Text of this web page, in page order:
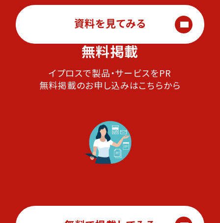
資料を見てみる
無料掲載
イプロスで製品・サービスをPR
無料掲載のお申し込みはこちらから